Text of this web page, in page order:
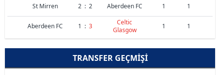
St Mirren 2 : 2 Aberdeen FC 1 1
Aberdeen FC 1 : 3
Celtic
Glasgow
1 1
TRANSFER GEÇMIŞI